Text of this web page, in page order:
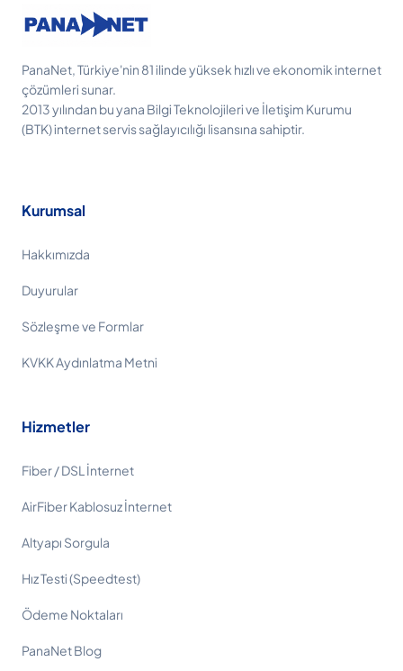
PanaNet, Türkiye'nin 81 ilinde yüksek hızlı ve ekonomik internet
çözümleri sunar.
2013 yılından bu yana Bilgi Teknolojileri ve İletişim Kurumu
(BTK) internet servis sağlayıcılığı lisansına sahiptir.
Kurumsal
Hakkımızda
Duyurular
Sözleşme ve Formlar
KVKK Aydınlatma Metni
Hizmetler
Fiber / DSL İnternet
AirFiber Kablosuz İnternet
Altyapı Sorgula
Hız Testi (Speedtest)
Ödeme Noktaları
PanaNet Blog